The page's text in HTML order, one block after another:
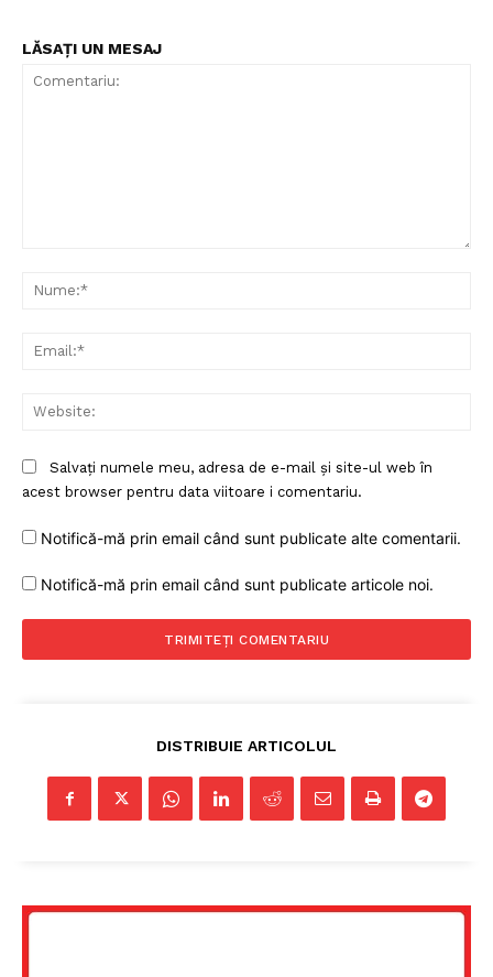
LĂSAȚI UN MESAJ
Salvați numele meu, adresa de e-mail și site-ul web în
acest browser pentru data viitoare i comentariu.
Notifică-mă prin email când sunt publicate alte comentarii.
Notifică-mă prin email când sunt publicate articole noi.
DISTRIBUIE ARTICOLUL